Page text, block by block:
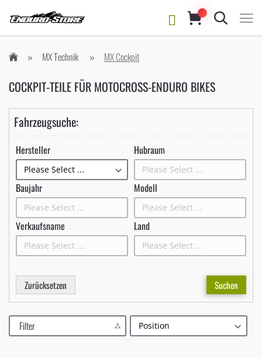
Suche
MX Technik MX Cockpit
COCKPIT-TEILE FÜR MOTOCROSS-ENDURO BIKES
Fahrzeugsuche:
Hersteller Hubraum
Baujahr Modell
Verkaufsname Land
Zurücksetzen Suchen
Filter